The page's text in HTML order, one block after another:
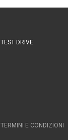
TEST DRIVE
TERMINI E CONDIZIONI